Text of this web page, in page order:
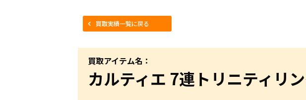
買取実績一覧に戻る
買取アイテム名：
カルティエ 7連トリニティリ